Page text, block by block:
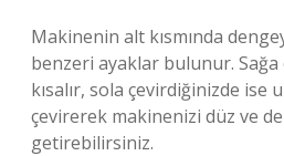
Makinenin alt kısmında
benzeri ayaklar bulunur.
kısalır, sola çevirdiğinizde ise
çevirerek makinenizi düz ve
getirebilirsiniz.